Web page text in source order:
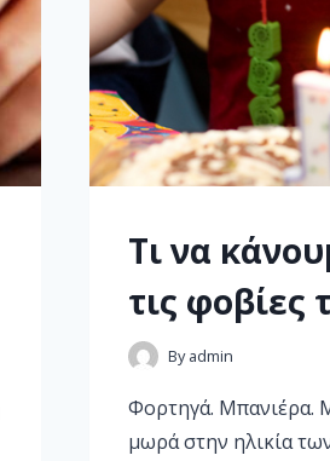
Τι να
τις φοβίες
By admin
Φορτηγά. Μπανιέρα.
μωρά στην ηλικία